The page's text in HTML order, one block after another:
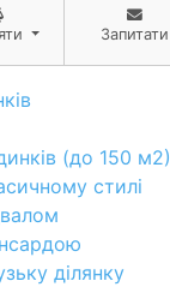
Запитати
(до 150 м2)
стилі
ділянку